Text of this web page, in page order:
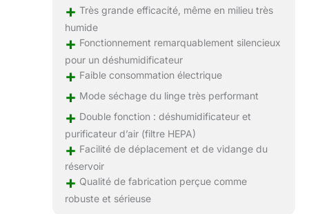
+ Très grande efficacité, même en milieu très
humide
+ Fonctionnement remarquablement silencieux
pour un déshumidificateur
+ Faible consommation électrique
+ Mode séchage du linge très performant
+ Double fonction : déshumidificateur et
purificateur d’air (filtre HEPA)
+ Facilité de déplacement et de vidange du
réservoir
+ Qualité de fabrication perçue comme
robuste et sérieuse